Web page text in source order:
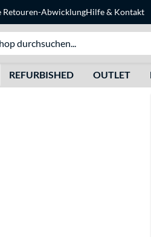
Retouren-AbwicklungHilfe& Kontakt
REFURBISHED OUTLET